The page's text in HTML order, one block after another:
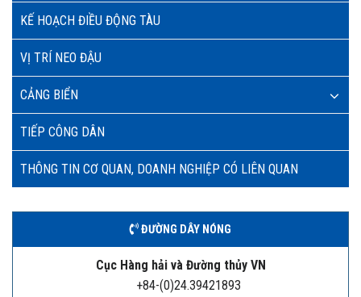
KẾ HOẠCH ĐIỀU ĐỘNG TÀU
VỊ TRÍ NEO ĐẬU
CẢNG BIỂN
TIẾP CÔNG DÂN
THÔNG TIN CƠ QUAN, DOANH NGHIỆP CÓ LIÊN QUAN
ĐƯỜNG DÂY NÓNG
Cục Hàng hải và Đường thủy VN
+84-(0)24.39421893